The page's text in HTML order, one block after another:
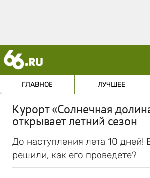
ГЛАВНОЕ ЛУЧШЕЕ
Курорт «Солнечная
открывает летний сезон
До наступления лета 10 дней!
решили, как его проведете?